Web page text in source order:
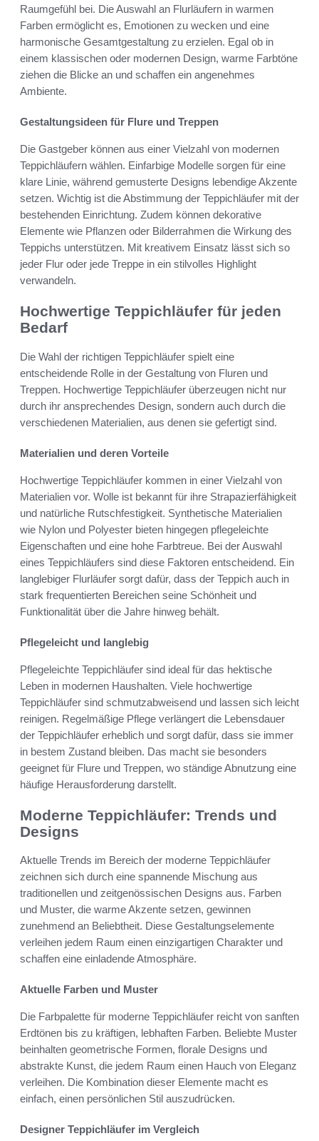
Raumgefühl bei. Die Auswahl an Flurläufern in warmen
Farben ermöglicht es, Emotionen zu wecken und eine
harmonische Gesamtgestaltung zu erzielen. Egal ob in
einem klassischen oder modernen Design, warme Farbtöne
ziehen die Blicke an und schaffen ein angenehmes
Ambiente.
Gestaltungsideen für Flure und Treppen
Die Gastgeber können aus einer Vielzahl von modernen
Teppichläufern wählen. Einfarbige Modelle sorgen für eine
klare Linie, während gemusterte Designs lebendige Akzente
setzen. Wichtig ist die Abstimmung der Teppichläufer mit der
bestehenden Einrichtung. Zudem können dekorative
Elemente wie Pflanzen oder Bilderrahmen die Wirkung des
Teppichs unterstützen. Mit kreativem Einsatz lässt sich so
jeder Flur oder jede Treppe in ein stilvolles Highlight
verwandeln.
Hochwertige Teppichläufer für jeden
Bedarf
Die Wahl der richtigen Teppichläufer spielt eine
entscheidende Rolle in der Gestaltung von Fluren und
Treppen. Hochwertige Teppichläufer überzeugen nicht nur
durch ihr ansprechendes Design, sondern auch durch die
verschiedenen Materialien, aus denen sie gefertigt sind.
Materialien und deren Vorteile
Hochwertige Teppichläufer kommen in einer Vielzahl von
Materialien vor. Wolle ist bekannt für ihre Strapazierfähigkeit
und natürliche Rutschfestigkeit. Synthetische Materialien
wie Nylon und Polyester bieten hingegen pflegeleichte
Eigenschaften und eine hohe Farbtreue. Bei der Auswahl
eines Teppichläufers sind diese Faktoren entscheidend. Ein
langlebiger Flurläufer sorgt dafür, dass der Teppich auch in
stark frequentierten Bereichen seine Schönheit und
Funktionalität über die Jahre hinweg behält.
Pflegeleicht und langlebig
Pflegeleichte Teppichläufer sind ideal für das hektische
Leben in modernen Haushalten. Viele hochwertige
Teppichläufer sind schmutzabweisend und lassen sich leicht
reinigen. Regelmäßige Pflege verlängert die Lebensdauer
der Teppichläufer erheblich und sorgt dafür, dass sie immer
in bestem Zustand bleiben. Das macht sie besonders
geeignet für Flure und Treppen, wo ständige Abnutzung eine
häufige Herausforderung darstellt.
Moderne Teppichläufer: Trends und
Designs
Aktuelle Trends im Bereich der moderne Teppichläufer
zeichnen sich durch eine spannende Mischung aus
traditionellen und zeitgenössischen Designs aus. Farben
und Muster, die warme Akzente setzen, gewinnen
zunehmend an Beliebtheit. Diese Gestaltungselemente
verleihen jedem Raum einen einzigartigen Charakter und
schaffen eine einladende Atmosphäre.
Aktuelle Farben und Muster
Die Farbpalette für moderne Teppichläufer reicht von sanften
Erdtönen bis zu kräftigen, lebhaften Farben. Beliebte Muster
beinhalten geometrische Formen, florale Designs und
abstrakte Kunst, die jedem Raum einen Hauch von Eleganz
verleihen. Die Kombination dieser Elemente macht es
einfach, einen persönlichen Stil auszudrücken.
Designer Teppichläufer im Vergleich